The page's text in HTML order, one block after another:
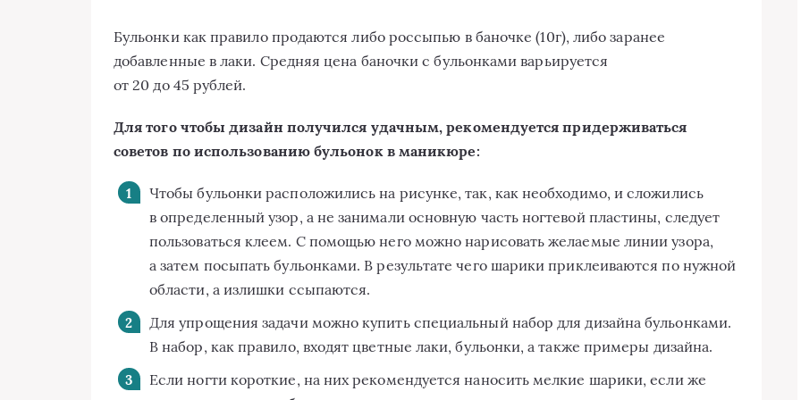
Бульонки как правило продаются либо россыпью в баночке (10г), либо заранее
добавленные в лаки. Средняя цена баночки с бульонками варьируется
от 20 до 45 рублей.
Для того чтобы дизайн получился удачным, рекомендуется придерживаться
советов по использованию бульонок в маникюре:
Чтобы бульонки расположились на рисунке, так, как необходимо, и сложились
в определенный узор, а не занимали основную часть ногтевой пластины, следует
пользоваться клеем. С помощью него можно нарисовать желаемые линии узора,
а затем посыпать бульонками. В результате чего шарики приклеиваются по нужной
области, а излишки ссыпаются.
Для упрощения задачи можно купить специальный набор для дизайна бульонками.
В набор, как правило, входят цветные лаки, бульонки, а также примеры дизайна.
Если ногти короткие, на них рекомендуется наносить мелкие шарики, если же